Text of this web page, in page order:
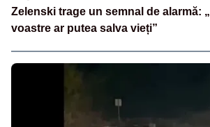
Zelenski trage un semnal de alarmă:
voastre ar putea salva vieți”